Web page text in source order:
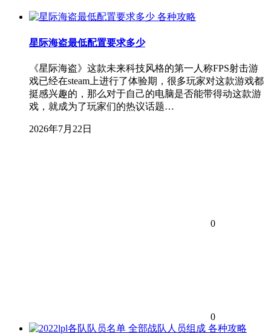
各种攻略
星际海盗最低配置要求多少
《星际海盗》这款未来科技风格的第一人称FPS射击游
戏已经在steam上进行了体验期，很多玩家对这款游戏都
挺感兴趣的，那么对于自己的电脑是否能带得动这款游
戏，就成为了玩家们的热议话题…
2026年7月22日
0
0
各种攻略